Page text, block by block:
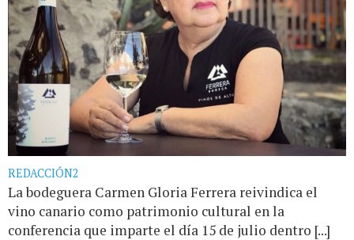
REDACCIÓN2
La bodeguera Carmen Gloria Ferrera reivindica el
vino canario como patrimonio cultural en la
conferencia que imparte el día 15 de julio dentro [...]